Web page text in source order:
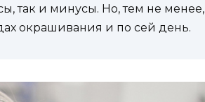
так и минусы. Но, тем не менее,
окрашивания и по сей день.